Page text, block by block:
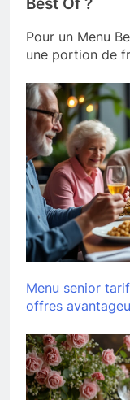
Pour un Menu
une portion de
Menu senior
offres